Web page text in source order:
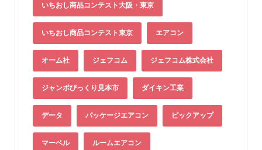
いちおし商品コンテスト大阪・東京
いちおし商品コンテスト東京 エアコン
オーム社 ジェフコム ジェフコム株式会社
ジャンボびっくり見本市 ダイキン工業
データ パッケージエアコン ピックアップ
マーベル ルームエアコン